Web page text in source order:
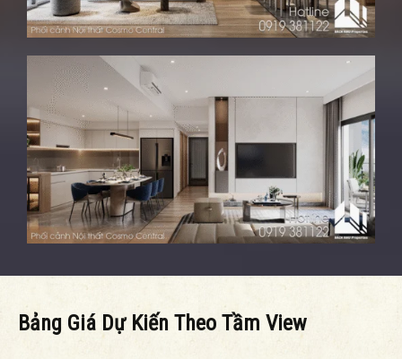
Bảng Giá Dự Kiến Theo Tầm View